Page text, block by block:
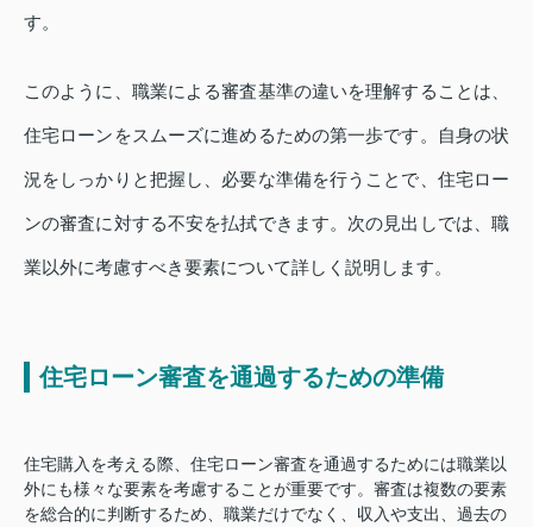
す。
このように、職業による審査基準の違いを理解することは、
住宅ローンをスムーズに進めるための第一歩です。自身の状
況をしっかりと把握し、必要な準備を行うことで、住宅ロー
ンの審査に対する不安を払拭できます。次の見出しでは、職
業以外に考慮すべき要素について詳しく説明します。
住宅ローン審査を通過するための準備
住宅購入を考える際、住宅ローン審査を通過するためには職業以
外にも様々な要素を考慮することが重要です。審査は複数の要素
を総合的に判断するため、職業だけでなく、収入や支出、過去の